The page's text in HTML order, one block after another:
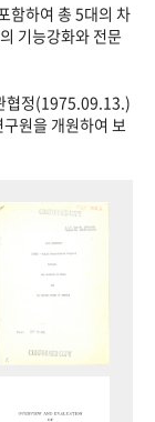
함하여 총 5대의 차
기능강화와 전문
협정(1975.09.13.)
원을 개원하여 보